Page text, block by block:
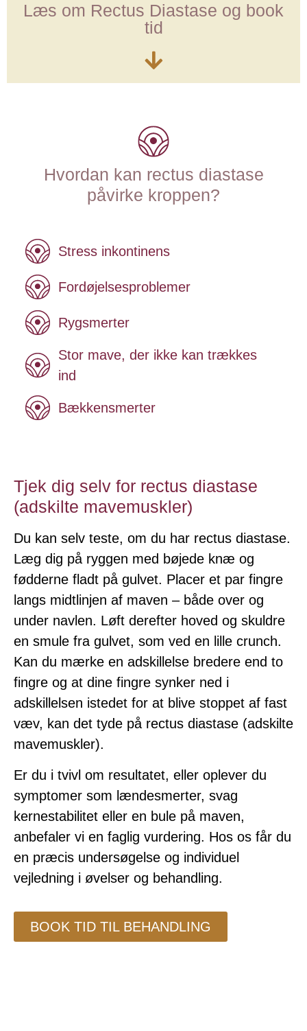
Læs om Rectus Diastase og book
tid
Hvordan kan rectus diastase
påvirke kroppen?
Stress inkontinens
Fordøjelsesproblemer
Rygsmerter
Stor mave, der ikke kan trækkes
ind
Bækkensmerter
Tjek dig selv for rectus diastase
(adskilte mavemuskler)
Du kan selv teste, om du har rectus diastase.
Læg dig på ryggen med bøjede knæ og
fødderne fladt på gulvet. Placer et par fingre
langs midtlinjen af maven – både over og
under navlen. Løft derefter hoved og skuldre
en smule fra gulvet, som ved en lille crunch.
Kan du mærke en adskillelse bredere end to
fingre og at dine fingre synker ned i
adskillelsen istedet for at blive stoppet af fast
væv, kan det tyde på rectus diastase (adskilte
mavemuskler).
Er du i tvivl om resultatet, eller oplever du
symptomer som lændesmerter, svag
kernestabilitet eller en bule på maven,
anbefaler vi en faglig vurdering. Hos os får du
en præcis undersøgelse og individuel
vejledning i øvelser og behandling.
BOOK TID TIL BEHANDLING